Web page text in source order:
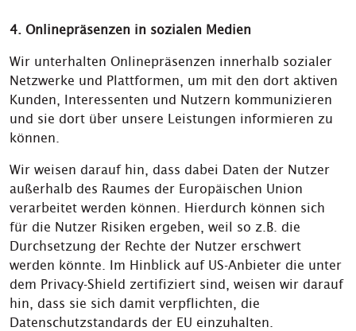
4. Onlinepräsenzen in sozialen Medien
Wir unterhalten Onlinepräsenzen innerhalb sozialer
Netzwerke und Plattformen, um mit den dort aktiven
Kunden, Interessenten und Nutzern kommunizieren
und sie dort über unsere Leistungen informieren zu
können.
Wir weisen darauf hin, dass dabei Daten der Nutzer
außerhalb des Raumes der Europäischen Union
verarbeitet werden können. Hierdurch können sich
für die Nutzer Risiken ergeben, weil so z.B. die
Durchsetzung der Rechte der Nutzer erschwert
werden könnte. Im Hinblick auf US-Anbieter die unter
dem Privacy-Shield zertifiziert sind, weisen wir darauf
hin, dass sie sich damit verpflichten, die
Datenschutzstandards der EU einzuhalten.